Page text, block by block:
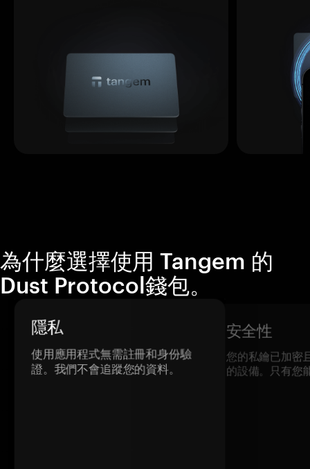
為什麼選擇使用 Tangem 的
Dust Protocol錢包。
隱私
使用應用程式無需註冊和身份驗
證。我們不會追蹤您的資料。
安全性
您的私鑰已加密
的設備。只有您